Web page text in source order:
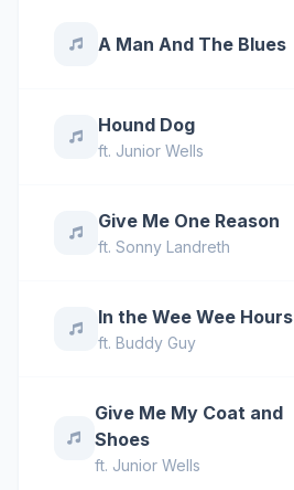
A Man And The Blues
Hound Dog
ft. Junior Wells
Give Me One Reason
ft. Sonny Landreth
In the Wee Wee Hours
ft. Buddy Guy
Give Me My Coat and
Shoes
ft. Junior Wells